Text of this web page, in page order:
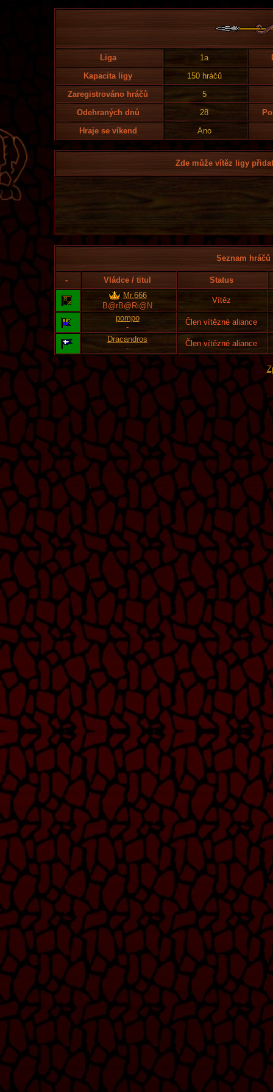
Liga 1a
Kapacita ligy
150 hráčů
Zaregistrováno hráčů
5
Odehraných dnů
28
Hraje se víkend
Ano
Zde může vítěz ligy
Seznam
- Vládce / titul
Status
Mr.666
B@rB@Ri@N
Vítěz
pompo
-
Člen vítězné aliance
Dracandros
-
Člen vítězné aliance